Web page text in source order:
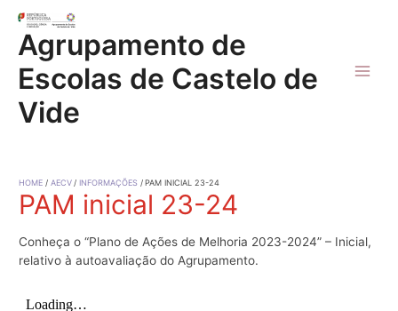
content
Agrupamento de
Escolas de Castelo de
Vide
HOME AECV INFORMAÇÕES PAM INICIAL 23-24
PAM inicial 23-24
Conheça o “Plano de Ações de Melhoria 2023-2024” – Inicial,
relativo à autoavaliação do Agrupamento.